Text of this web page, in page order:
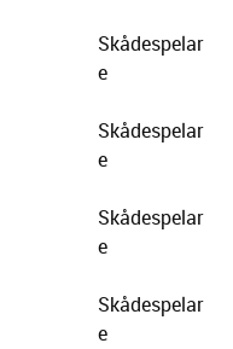
Skådespelar
e
Skådespelar
e
Skådespelar
e
Skådespelar
e